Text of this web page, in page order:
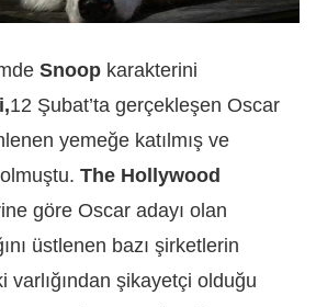
Snoop karakterini
12 Şubat’ta gerçekleşen Oscar
yemeğe katılmış ve
The Hollywood
göre Oscar adayı olan
üstlenen bazı şirketlerin
varlığından şikayetçi olduğu